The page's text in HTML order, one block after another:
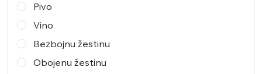
Pivo
Vino
Bezbojnu žestinu
Obojenu žestinu